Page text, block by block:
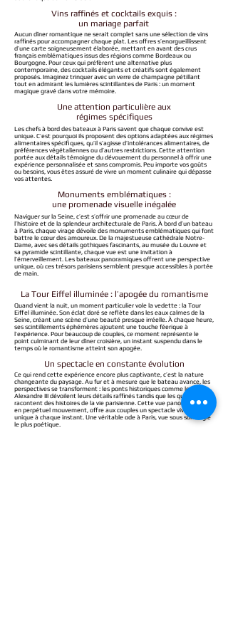
Vins raffinés et cocktails exquis :
un mariage parfait
Aucun dîner romantique ne serait complet sans une sélection de vins
raffinés pour accompagner chaque plat. Les offres s’enorgueillissent
d’une carte soigneusement élaborée, mettant en avant des crus
français emblématiques issus des régions comme Bordeaux ou
Bourgogne. Pour ceux qui préfèrent une alternative plus
contemporaine, des cocktails élégants et créatifs sont également
proposés. Imaginez trinquer avec un verre de champagne pétillant
tout en admirant les lumières scintillantes de Paris : un moment
magique gravé dans votre mémoire.
Une attention particulière aux
régimes spécifiques
Les chefs à bord des bateaux à Paris savent que chaque convive est
unique. C’est pourquoi ils proposent des options adaptées aux régimes
alimentaires spécifiques, qu’il s’agisse d’intolérances alimentaires, de
préférences végétaliennes ou d’autres restrictions. Cette attention
portée aux détails témoigne du dévouement du personnel à offrir une
expérience personnalisée et sans compromis. Peu importe vos goûts
ou besoins, vous êtes assuré de vivre un moment culinaire qui dépasse
vos attentes.
Monuments emblématiques:
une promenade visuelle inégalée
Naviguer sur la Seine, c’est s’offrir une promenade au cœur de
l’histoire et de la splendeur architecturale de Paris. À bord d’un bateau
à Paris, chaque virage dévoile des monuments emblématiques qui font
battre le cœur des amoureux. De la majestueuse cathédrale Notre-
Dame, avec ses détails gothiques fascinants, au musée du Louvre et
sa pyramide scintillante, chaque vue est une invitation à
l’émerveillement. Les bateaux panoramiques offrent une perspective
unique, où ces trésors parisiens semblent presque accessibles à portée
de main.
La Tour Eiffel illuminée : l’apogée du romantisme
Quand vient la nuit, un moment particulier vole la vedette : la Tour
Eiffel illuminée. Son éclat doré se reflète dans les eaux calmes de la
Seine, créant une scène d’une beauté presque irréelle. À chaque heure,
ses scintillements éphémères ajoutent une touche féerique à
l’expérience. Pour beaucoup de couples, ce moment représente le
point culminant de leur dîner croisière, un instant suspendu dans le
temps où le romantisme atteint son apogée.
Un spectacle en constante évolution
Ce qui rend cette expérience encore plus captivante, c’est la nature
changeante du paysage. Au fur et à mesure que le bateau avance, les
perspectives se transforment : les ponts historiques comme le pont
Alexandre III dévoilent leurs détails raffinés tandis que les quais animés
racontent des histoires de la vie parisienne. Cette vue panoramique,
en perpétuel mouvement, offre aux couples un spectacle vivant et
unique à chaque instant. Une véritable ode à Paris, vue sous son angle
le plus poétique.